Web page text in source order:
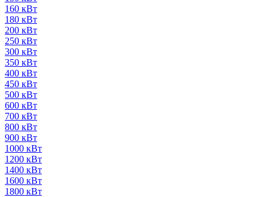
160 кВт
180 кВт
200 кВт
250 кВт
300 кВт
350 кВт
400 кВт
450 кВт
500 кВт
600 кВт
700 кВт
800 кВт
900 кВт
1000 кВт
1200 кВт
1400 кВт
1600 кВт
1800 кВт